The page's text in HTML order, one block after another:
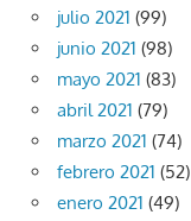
julio 2021 (99)
junio 2021 (98)
mayo 2021 (83)
abril 2021 (79)
marzo 2021 (74)
febrero 2021 (52)
enero 2021 (49)